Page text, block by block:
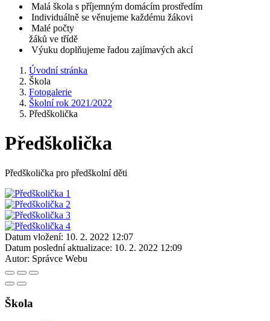
Malá škola s příjemným domácím prostředím
Individuálně se věnujeme každému žákovi
Malé počty
žáků ve třídě
Výuku doplňujeme řadou zajímavých akcí
Úvodní stránka
Škola
Fotogalerie
Školní rok 2021/2022
Předškolička
Předškolička
Předškolička pro předškolní děti
Datum vložení: 10. 2. 2022 12:07
Datum poslední aktualizace: 10. 2. 2022 12:09
Autor: Správce Webu
Škola